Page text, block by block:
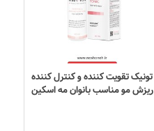
تونیک تقویت کننده و کنترل کننده
ریزش مو مناسب بانوان مه اسکین